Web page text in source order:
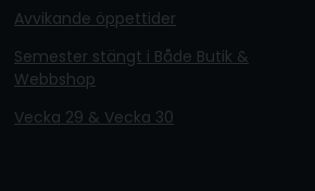
Avvikande öppettider
Semester stängt i Både Butik &
Webbshop
Vecka 29 & Vecka 30